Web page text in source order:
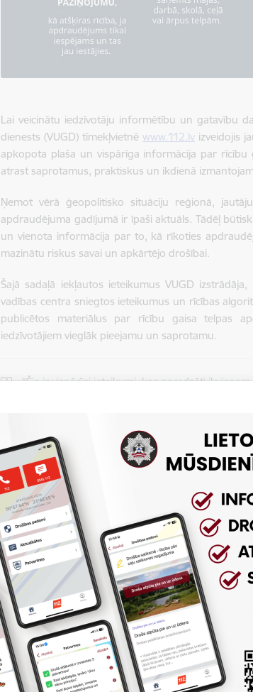
Lai veicinātu iedzīvotāju informētību un gatavību
dienests (VUGD) tīmekļvietnē www.112.lv izveidojis
apkopota plaša un vispārīga informācija par rīcību
atrast saprotamus, praktiskus un ikdienā
Ņemot vērā ģeopolitisko situāciju reģionā,
apdraudējuma gadījumā ir īpaši aktuāls. Tādēļ
un vienota informācija par to, kā rīkoties
mazinātu riskus savai un apkārtējo drošībai.
Šajā sadaļā iekļautos ieteikumus VUGD
vadības centra sniegtos ieteikumus un rīcības
publicētos materiālus par rīcību gaisa telpas
iedzīvotājiem vieglāk pieejamu un saprotamu.
“Šie ir vispārīgi ieteikumi, kas paredzēti
izglītības iestādē, publiskā vietā vai ceļā. To
telpas apdraudējuma gadījumā, lai mazinātu
un rīcības algoritmi tiek izstrādāti nozaru,
pakalpojumiem, infrastruktūrai un iedzīvotāju
ģenerālis Ivars Nakurts.
Tīmekļvietneswww.112.lv
sadaļā “Apdraudējums
informācija par drošākām patveršanās
raksturīgākajām pazīmēm. Ieteikumos uzsvērts,
rīkoties mierīgi un atbildīgi, neizplatīt nepārbaudītas
Plašāk skaidrota arī drošas patveršanās nozīme.
apmeklētā vietā iespējams patverties, priekšroku
vai citām vietām, kas var mazināt risku no
Sadaļā pieejama arī informācija par droniem,
atšķirībām starp hobija un kaujas droniem.